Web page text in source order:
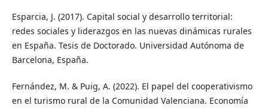
Esparcia, J. (2017). Capital social y desarrollo territorial:
redes sociales y liderazgos en las nuevas dinámicas rurales
en España. Tesis de Doctorado. Universidad Autónoma de
Barcelona, España.
Fernández, M. & Puig, A. (2022). El papel del cooperativismo
en el turismo rural de la Comunidad Valenciana. Economía